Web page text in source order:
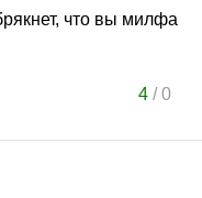
что вы милфа
4/0